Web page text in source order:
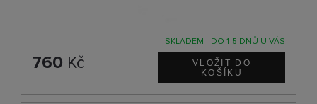
SKLADEM - DO 1-5 DNŮ U VÁS
760 Kč